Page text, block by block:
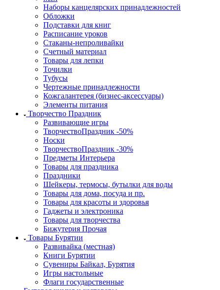
Наборы канцелярских принадлежностей
Обложки
Подставки для книг
Расписание уроков
Стаканы-непроливайки
Счетный материал
Товары для лепки
Точилки
Тубусы
Чертежные принадлежности
Кожгалантерея (бизнес-аксессуары)
Элементы питания
Творчество Праздник
Развивающие игры
ТворчествоПраздник -50%
Носки
ТворчествоПраздник -30%
Предметы Интерьера
Товары для праздника
Праздники
Шейкеры, термосы, бутылки для воды
Товары для дома, посуда и пр.
Товары для красоты и здоровья
Гаджеты и электроника
Товары для творчества
Бижутерия Прочая
Товары Бурятии
Развивайка (местная)
Книги Бурятии
Сувениры Байкал, Бурятия
Игры настольные
Флаги государственные